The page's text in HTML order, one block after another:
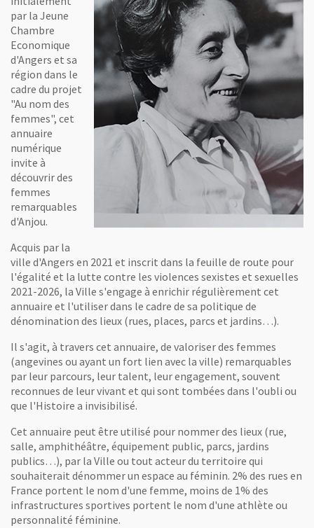
par la Jeune
Chambre
Economique
d'Angers et sa
région dans le
cadre du projet
"Au nom des
femmes", cet
annuaire
numérique
invite à
découvrir des
femmes
remarquables
d'Anjou.
Acquis par la
ville d'Angers en 2021 et inscrit dans la feuille de route pour
l'égalité et la lutte contre les violences sexistes et sexuelles
2021-2026, la Ville s'engage à enrichir régulièrement cet
annuaire et l'utiliser dans le cadre de sa politique de
dénomination des lieux (rues, places, parcs et jardins…).
Il s'agit, à travers cet annuaire, de valoriser des femmes
(angevines ou ayant un fort lien avec la ville) remarquables
par leur parcours, leur talent, leur engagement, souvent
reconnues de leur vivant et qui sont tombées dans l'oubli ou
que l'Histoire a invisibilisé.
Cet annuaire peut être utilisé pour nommer des lieux (rue,
salle, amphithéâtre, équipement public, parcs, jardins
publics…), par la Ville ou tout acteur du territoire qui
souhaiterait dénommer un espace au féminin. 2% des rues en
France portent le nom d'une femme, moins de 1% des
infrastructures sportives portent le nom d'une athlète ou
personnalité féminine.